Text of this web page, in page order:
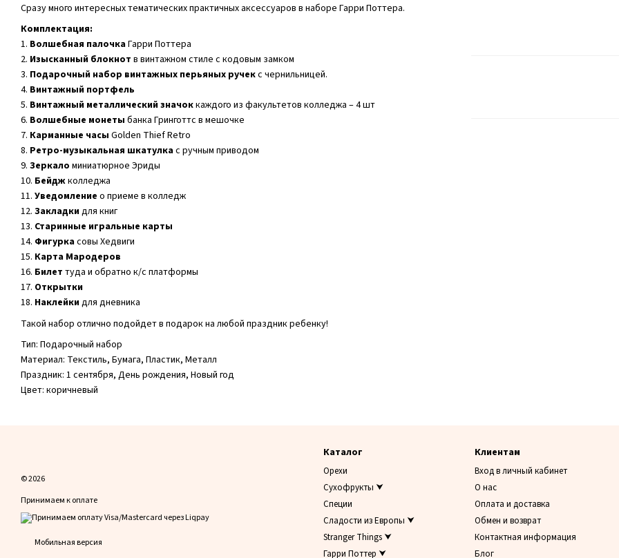
Сразу много интересных тематических практичных аксессуаров в наборе Гарри Поттера.
Комплектация:
1. Волшебная палочкаГарри Поттера
2. Изысканный блокнот в винтажном стиле с кодовым замком
3. Подарочный набор винтажных перьяных ручекс чернильницей.
4. Винтажный портфель
5. Винтажный металлический значоккаждого из факультетов колледжа – 4 шт
6. Волшебные монеты банка Гринготтс в мешочке
7. Карманные часы Golden Thief Retro
8. Ретро-музыкальная шкатулкас ручным приводом
9. Зеркало миниатюрное Эриды
10. Бейджколледжа
11. Уведомление о приеме в колледж
12. Закладкидля книг
13. Старинные игральные карты
14. Фигуркасовы Хедвиги
15. Карта Мародеров
16. Билет туда и обратно к/с платформы
17. Открытки
18. Наклейкидля дневника
Такой набор отлично подойдет в подарок на любой праздник ребенку!
Тип: Подарочный набор
Материал: Текстиль, Бумага, Пластик, Металл
Праздник: 1 сентября, День рождения, Новый год
Цвет: коричневый
© 2026
Принимаем к оплате
Мобильная версия
Каталог
Орехи
Сухофрукты ⮟
Специи
Сладости из Европы ⮟
Stranger Things ⮟
Гарри Поттер ⮟
Клиентам
Вход в личный кабинет
О нас
Оплата и доставка
Обмен и возврат
Контактная информация
Блог